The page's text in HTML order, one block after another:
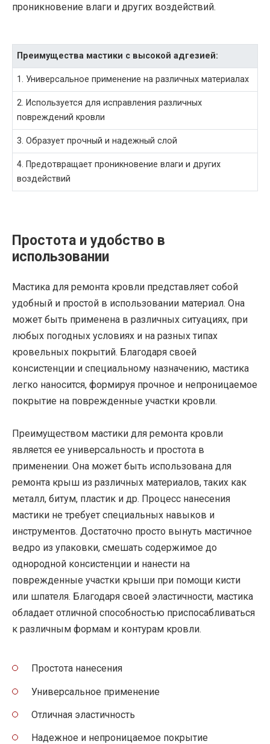
проникновение влаги и других воздействий.
Преимущества мастики с высокой адгезией:
1. Универсальное применение на различных материалах
2. Используется для исправления различных
повреждений кровли
3. Образует прочный и надежный слой
4. Предотвращает проникновение влаги и других
воздействий
Простота и удобство в
использовании
Мастика для ремонта кровли представляет собой
удобный и простой в использовании материал. Она
может быть применена в различных ситуациях, при
любых погодных условиях и на разных типах
кровельных покрытий. Благодаря своей
консистенции и специальному назначению, мастика
легко наносится, формируя прочное и непроницаемое
покрытие на поврежденные участки кровли.
Преимуществом мастики для ремонта кровли
является ее универсальность и простота в
применении. Она может быть использована для
ремонта крыш из различных материалов, таких как
металл, битум, пластик и др. Процесс нанесения
мастики не требует специальных навыков и
инструментов. Достаточно просто вынуть мастичное
ведро из упаковки, смешать содержимое до
однородной консистенции и нанести на
поврежденные участки крыши при помощи кисти
или шпателя. Благодаря своей эластичности, мастика
обладает отличной способностью приспосабливаться
к различным формам и контурам кровли.
Простота нанесения
Универсальное применение
Отличная эластичность
Надежное и непроницаемое покрытие